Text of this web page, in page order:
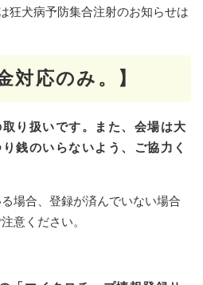
狂犬病予防集合注射のお知らせは
応のみ。】
り扱いです。また、会場は大
銭のいらないよう、ご協力く
場合、登録が済んでいない場合
意ください。